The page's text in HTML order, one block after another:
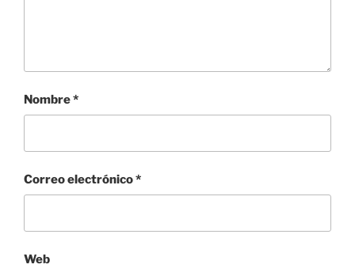
Nombre*
Correo electrónico*
Web